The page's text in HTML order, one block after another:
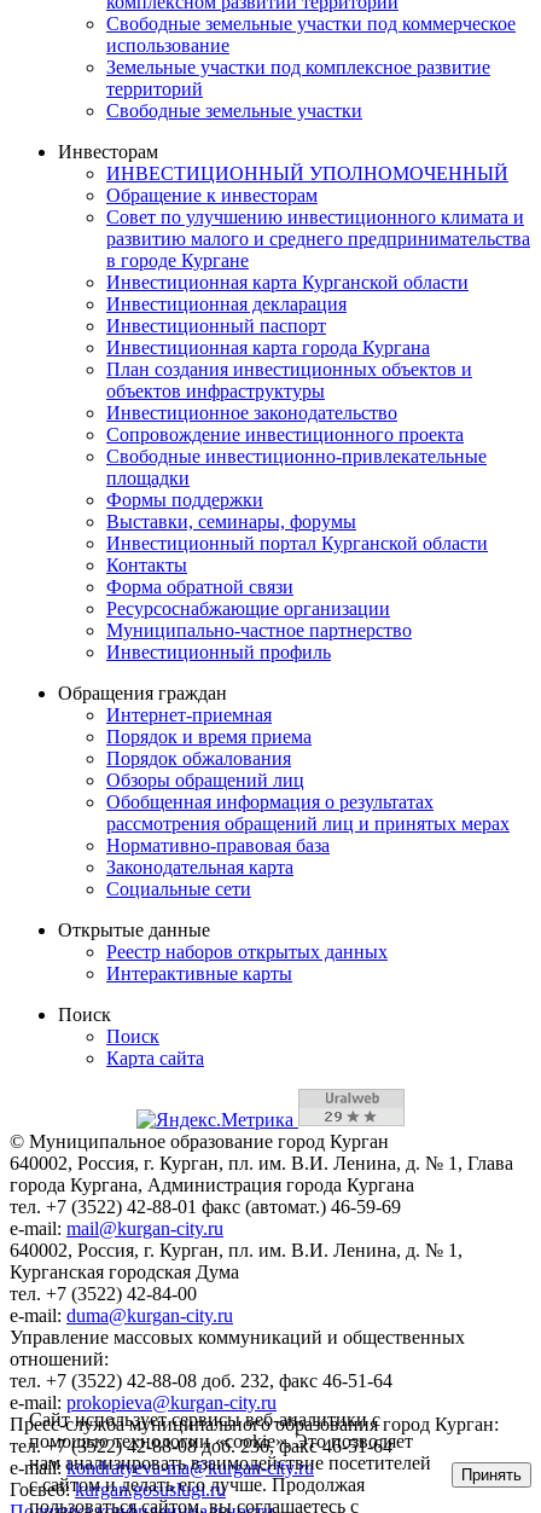
Свободные земельные участки под коммерческое
использование
Земельные участки под комплексное развитие
территорий
Свободные земельные участки
Инвесторам
ИНВЕСТИЦИОННЫЙ УПОЛНОМОЧЕННЫЙ
Обращение к инвесторам
Совет по улучшению инвестиционного климата и
развитию малого и среднего предпринимательства
в городе Кургане
Инвестиционная карта Курганской области
Инвестиционная декларация
Инвестиционный паспорт
Инвестиционная карта города Кургана
План создания инвестиционных объектов и
объектов инфраструктуры
Инвестиционное законодательство
Сопровождение инвестиционного проекта
Свободные инвестиционно-привлекательные
площадки
Формы поддержки
Выставки, семинары, форумы
Инвестиционный портал Курганской области
Контакты
Форма обратной связи
Ресурсоснабжающие организации
Муниципально-частное партнерство
Инвестиционный профиль
Обращения граждан
Интернет-приемная
Порядок и время приема
Порядок обжалования
Обзоры обращений лиц
Обобщенная информация о результатах
рассмотрения обращений лиц и принятых мерах
Нормативно-правовая база
Законодательная карта
Социальные сети
Открытые данные
Реестр наборов открытых данных
Интерактивные карты
Поиск
Поиск
Карта сайта
© Муниципальное образование город Курган
640002, Россия, г. Курган, пл. им. В.И. Ленина, д. № 1, Глава
города Кургана, Администрация города Кургана
тел. +7 (3522) 42-88-01 факс (автомат.) 46-59-69
e-mail: mail@kurgan-city.ru
640002, Россия, г. Курган, пл. им. В.И. Ленина, д. № 1,
Курганская городская Дума
тел. +7 (3522) 42-84-00
e-mail: duma@kurgan-city.ru
Управление массовых коммуникаций и общественных
отношений:
тел. +7 (3522) 42-88-08 доб. 232, факс 46-51-64
e-mail: prokopieva@kurgan-city.ru
Пресс-служба муниципального образования город Курган:
тел. +7 (3522) 42-88-08 доб. 236, факс 46-51-64
e-mail:kondratyeva-ma@kurgan-city.ru
Госвеб:kurgan.gosuslugi.ru
Сайт использует сервисы веб-аналитики с
помощью технологии «cookie». Это позволяет
нам анализировать взаимодействие посетителей
с сайтом и делать его лучше. Продолжая
пользоваться сайтом, вы соглашаетесь с
Принять